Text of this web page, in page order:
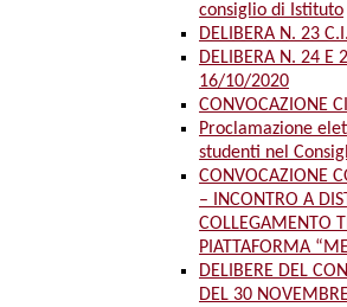
consiglio di Istituto
DELIBERA N. 23
DELIBERA N. 24 E
16/10/2020
CONVOCAZIONE
Proclamazione
studenti nel
CONVOCAZIONE
– INCONTRO A
COLLEGAMENTO
PIATTAFORMA
DELIBERE DEL
DEL 30